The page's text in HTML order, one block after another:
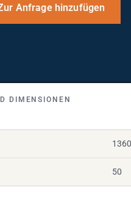
DIMENSIONEN
1360
50